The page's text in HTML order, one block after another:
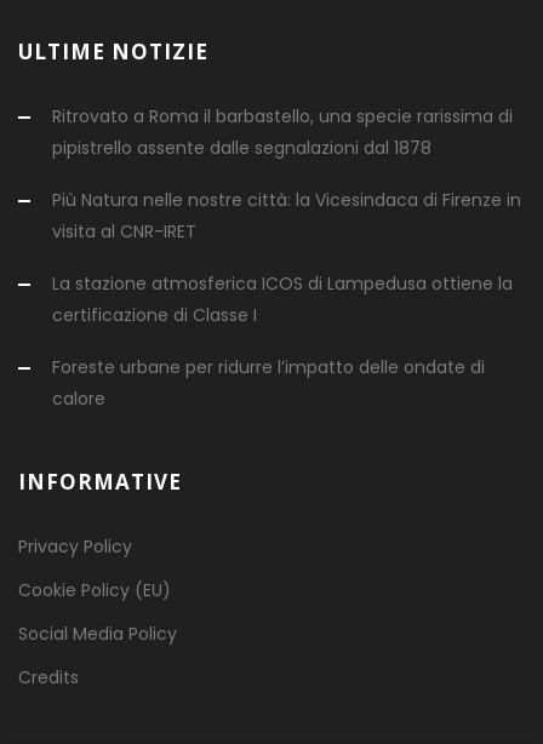
ULTIME NOTIZIE
Ritrovato a Roma il barbastello, una specie rarissima di
pipistrello assente dalle segnalazioni dal 1878
Più Natura nelle nostre città: la Vicesindaca di Firenze in
visita al CNR-IRET
La stazione atmosferica ICOS di Lampedusa ottiene la
certificazione di Classe I
Foreste urbane per ridurre l’impatto delle ondate di
calore
INFORMATIVE
Privacy Policy
Cookie Policy (EU)
Social Media Policy
Credits